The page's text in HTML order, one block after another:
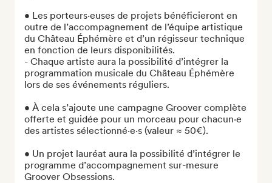
• Les porteurs·euses de projets bénéficieront en
outre de l’accompagnement de l’équipe artistique
du Château Éphémère et d’un régisseur technique
en fonction de leurs disponibilités.
- Chaque artiste aura la possibilité d’intégrer la
programmation musicale du Château Éphémère
lors de ses événements réguliers.
• À cela s’ajoute une campagne Groover complète
offerte et guidée pour un morceau pour chacun·e
des artistes sélectionné·e·s (valeur ≈ 50€).
• Un projet lauréat aura la possibilité d’intégrer le
programme d’accompagnement sur-mesure
Groover Obsessions.